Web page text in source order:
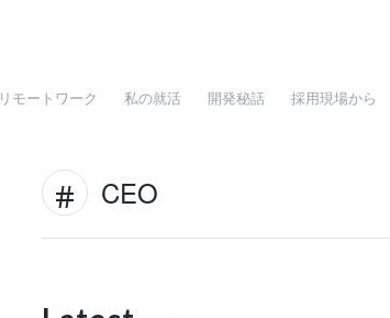
リモートワーク 私の就活 開発秘話 採用現場から
CEO